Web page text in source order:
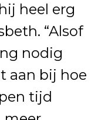
heel erg
“Alsof
nodig
aan bij hoe
tijd